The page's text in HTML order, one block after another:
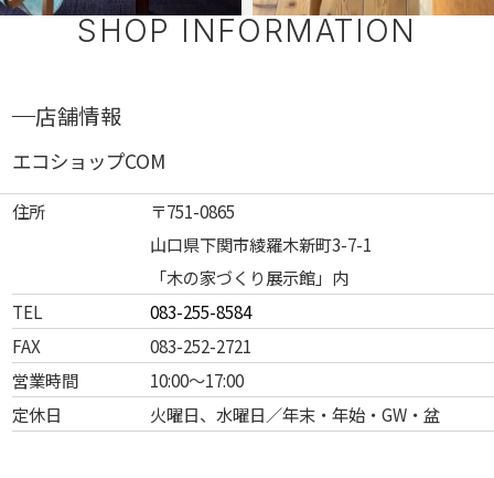
SHOP INFORMATION
店舗情報
エコショップCOM
住所
〒751-0865
山口県下関市綾羅木新町3-7-1
「木の家づくり展示館」内
TEL
083-255-8584
FAX
083-252-2721
営業時間
10:00～17:00
定休日
火曜日、水曜日／年末・年始・GW・盆